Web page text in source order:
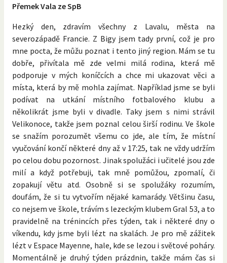
Přemek Vala ze SpB
Hezký den, zdravím všechny z Lavalu, města na
severozápadě Francie. Z Bigy jsem tady první, což je pro
mne pocta, že můžu poznat i tento jiný region. Mám se tu
dobře, přivítala mě zde velmi milá rodina, která mě
podporuje v mých koníčcích a chce mi ukazovat věci a
místa, která by mě mohla zajímat. Například jsme se byli
podívat na utkání místního fotbalového klubu a
několikrát jsme byli v divadle. Taky jsem s nimi strávil
Velikonoce, takže jsem poznal celou širší rodinu. Ve škole
se snažím porozumět všemu co jde, ale tím, že místní
vyučování končí některé dny až v 17:25, tak ne vždy udržím
po celou dobu pozornost. Jinak spolužáci i učitelé jsou zde
milí a když potřebuji, tak mně pomůžou, zpomalí, či
zopakují větu atd. Osobně si se spolužáky rozumím,
doufám, že si tu vytvořím nějaké kamarády. Většinu času,
co nejsem ve škole, trávím s lezeckým klubem Gral 53, a to
pravidelně na trénincích přes týden, tak i některé dny o
víkendu, kdy jsme byli lézt na skalách. Je pro mě zážitek
lézt v Espace Mayenne, hale, kde se lezou i světové poháry.
Momentálně je druhý týden prázdnin, takže mám čas si